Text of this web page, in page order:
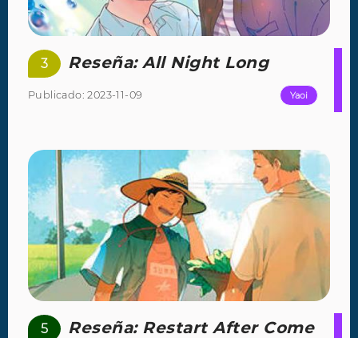
3 Reseña: All Night Long
Publicado: 2023-11-09 Yaoi
5
Reseña: Restart After Come